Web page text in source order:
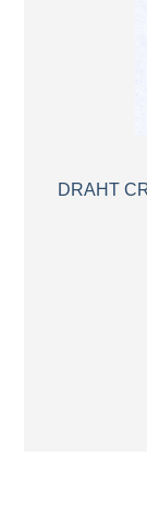
DRAHT